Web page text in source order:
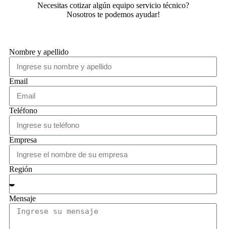
Necesitas cotizar algún equipo servicio técnico?
Nosotros te podemos ayudar!
Nombre y apellido
Email
Teléfono
Empresa
Región
Mensaje